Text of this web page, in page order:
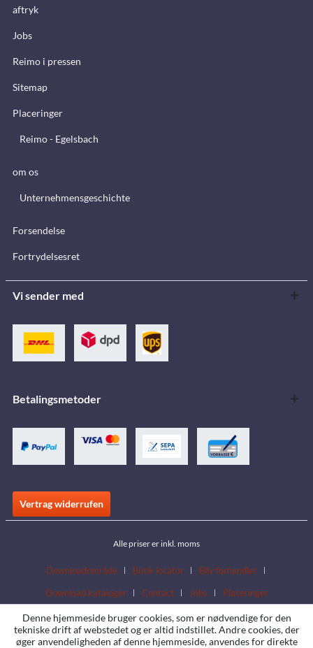
aftryk
Jobs
Reimo i pressen
Sitemap
Placeringer
Reimo - Egelsbach
om os
Unternehmensgeschichte
Forsendelse
Fortrydelsesret
Vi sender med
Betalingsmetoder
Vertrag widerrufen
Alle priser er inkl. moms
Downloadområde Butik locator
Bliv forhandler
Download kataloger
Contact Jobs Placeringer
Denne hjemmeside bruger cookies, som er nødvendige for den
tekniske drift af webstedet og er altid indstillet. Andre cookies, der
øger anvendeligheden af denne hjemmeside, anvendes for direkte